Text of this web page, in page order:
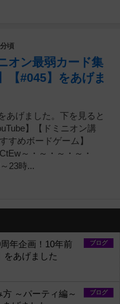
頃
オン最弱カード集
【#045】をあげま
あげました。下を見ると
】【ドミニオン講
すめボードゲーム】
～・～・～・～・
23時...
ブログ
年企画！10年前
をあげました
ブログ
方 ～パーティ編～